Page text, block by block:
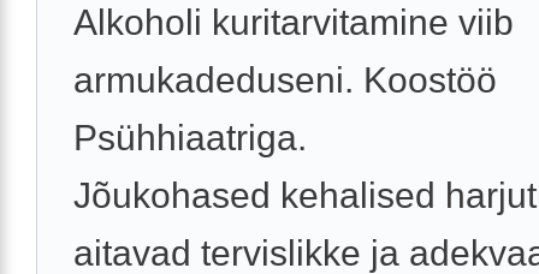
Alkoholi kuritarvitamine viib
armukadeduseni. Koostöö
Psühhiaatriga.
Jõukohased kehalised
aitavad tervislikke ja